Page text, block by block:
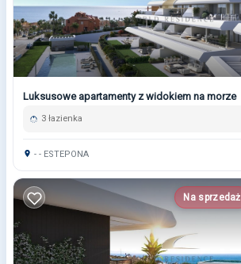
Luksusowe apartamenty z widokiem na morze
3 łazienka
- - ESTEPONA
Na sprzedaż